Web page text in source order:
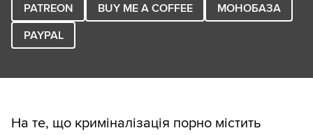
PATREON BUY ME A COFFEE
МОНОБАЗА
PAYPAL
На те, що криміналізація порно містить